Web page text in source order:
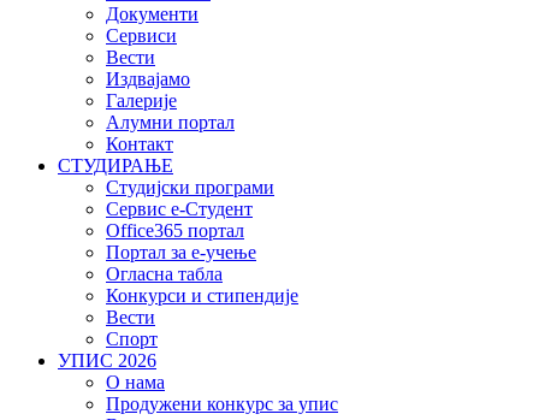
Документи
Сервиси
Вести
Издвајамо
Галерије
Алумни портал
Контакт
СТУДИРАЊЕ
Студијски програми
Сервис е-Студент
Office365 портал
Портал за е-учење
Огласна табла
Конкурси и стипендије
Вести
Спорт
УПИС 2026
О нама
Продужени конкурс за упис